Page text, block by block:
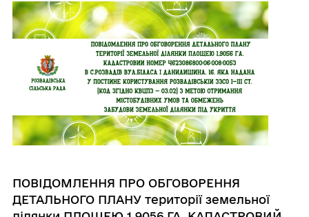
ПОВІДОМЛЕННЯ ПРО ОБГОВОРЕННЯ
ДЕТАЛЬНОГО ПЛАНУ території земельної